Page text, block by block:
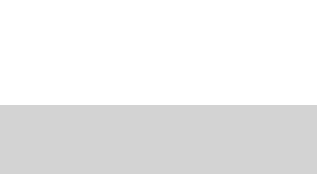
de tela